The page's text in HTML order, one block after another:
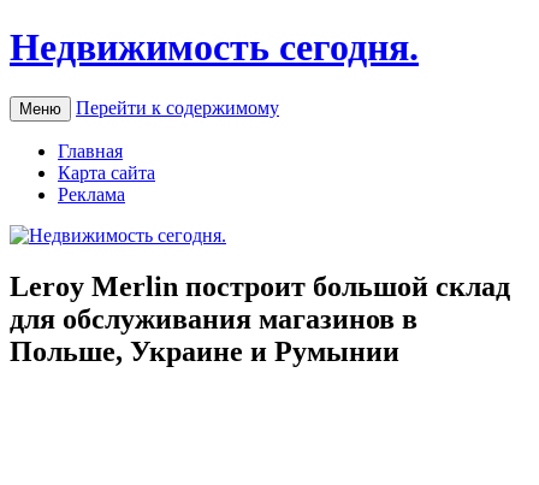
Недвижимость сегодня.
Меню Перейти к содержимому
Главная
Карта сайта
Реклама
Leroy Merlin построит большой склад
для обслуживания магазинов в
Польше, Украине и Румынии